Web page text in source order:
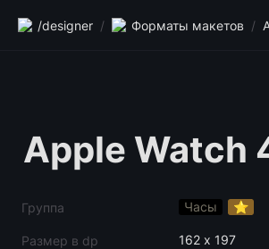
/designer / Форматы макетов /
Apple Watch
Группа Часы ⭐️
Размер в dp 162 х 197